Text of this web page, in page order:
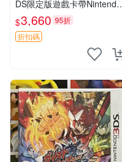
DS限定版遊戲卡帶Nintendo
Switch遊戲 火炎紋章 英雄王
Nintendo 3DS 卡帶 游戲 英
雄王火炎紋章
$3,660 95折
折扣碼